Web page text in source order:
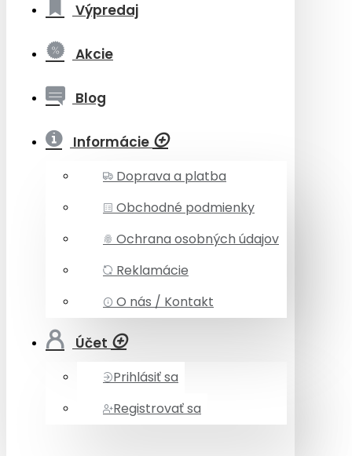
Výpredaj
Akcie
Blog
Informácie
Doprava a platba
Obchodné podmienky
Ochrana osobných údajov
Reklamácie
O nás / Kontakt
Účet
Prihlásiť sa
Registrovať sa